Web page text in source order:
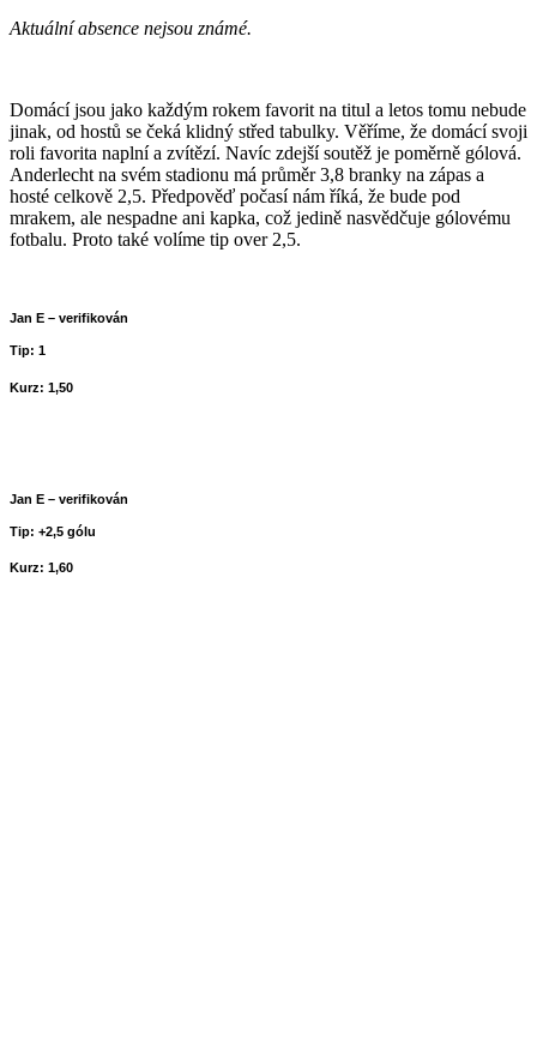
Aktuální absence nejsou známé.
Domácí jsou jako každým rokem favorit na titul a letos tomu nebude
jinak, od hostů se čeká klidný střed tabulky. Věříme, že domácí svoji
roli favorita naplní a zvítězí. Navíc zdejší soutěž je poměrně gólová.
Anderlecht na svém stadionu má průměr 3,8 branky na zápas a
hosté celkově 2,5. Předpověď počasí nám říká, že bude pod
mrakem, ale nespadne ani kapka, což jedině nasvědčuje gólovému
fotbalu. Proto také volíme tip over 2,5.
Jan E – verifikován
Tip: 1
Kurz: 1,50
Jan E – verifikován
Tip: +2,5 gólu
Kurz: 1,60